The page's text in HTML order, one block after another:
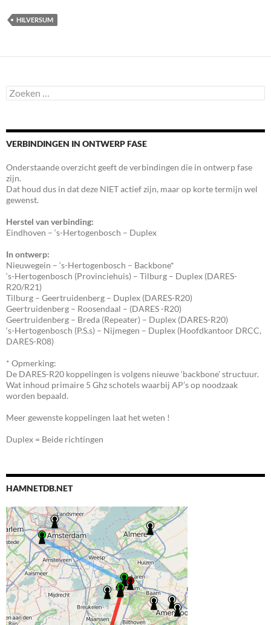
HILVERSUM
Zoeken
naar:
VERBINDINGEN IN ONTWERP FASE
Onderstaande overzicht geeft de verbindingen die in ontwerp fase
zijn.
Dat houd dus in dat deze NIET actief zijn, maar op korte termijn wel
gewenst.
Herstel van verbinding:
Eindhoven – ‘s-Hertogenbosch – Duplex
In ontwerp:
Nieuwegein – ‘s-Hertogenbosch – Backbone*
‘s-Hertogenbosch (Provinciehuis) – Tilburg – Duplex (DARES-
R20/R21)
Tilburg – Geertruidenberg – Duplex (DARES-R20)
Geertruidenberg – Roosendaal – (DARES -R20)
Geertruidenberg – Breda (Repeater) – Duplex (DARES-R20)
‘s-Hertogenbosch (P.S.s) – Nijmegen – Duplex (Hoofdkantoor DRCC,
DARES-R08)
* Opmerking:
De DARES-R20 koppelingen is volgens nieuwe ‘backbone’ structuur.
Wat inhoud primaire 5 Ghz schotels waarbij AP’s op noodzaak
worden bepaald.
Meer gewenste koppelingen laat het weten !
Duplex = Beide richtingen
HAMNETDB.NET